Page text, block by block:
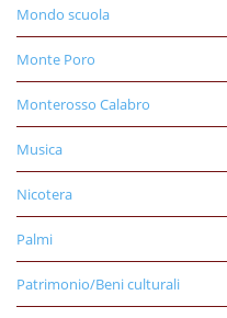
Mondo scuola
Monte Poro
Monterosso Calabro
Musica
Nicotera
Palmi
Patrimonio/Beni culturali